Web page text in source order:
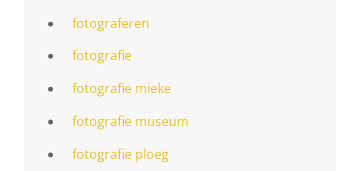
fotograferen
fotografie
fotografie mieke
fotografie museum
fotografie ploeg